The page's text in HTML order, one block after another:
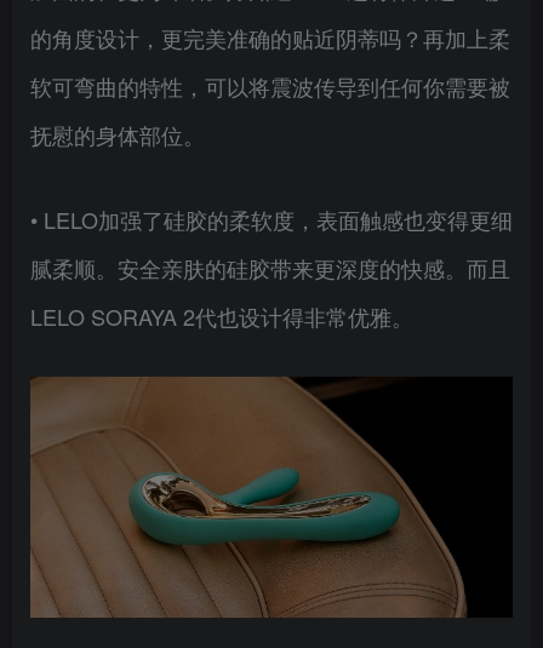
的角度设计，更完美准确的贴近阴蒂吗？再加上柔
软可弯曲的特性，可以将震波传导到任何你需要被
抚慰的身体部位。
• LELO加强了硅胶的柔软度，表面触感也变得更细
腻柔顺。安全亲肤的硅胶带来更深度的快感。而且
LELO SORAYA 2代也设计得非常优雅。